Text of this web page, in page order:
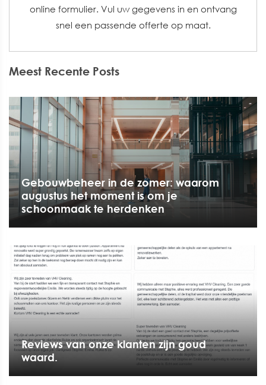
online formulier. Vul uw gegevens in en ontvang
snel een passende offerte op maat.
Meest Recente Posts
Gebouwbeheer in de zomer: waarom
augustus het moment is om je
schoonmaak te herdenken
Reviews van onze klanten zijn goud
waard.